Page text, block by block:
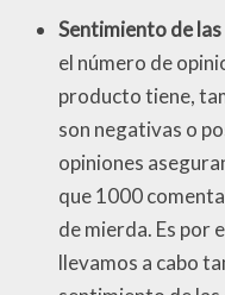
Sentimiento de
el número de
producto tiene,
son negativas o
opiniones
que 1000
de mierda. Es por
llevamos a cabo